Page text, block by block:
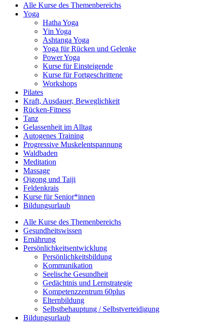
Alle Kurse des Themenbereichs
Yoga
Hatha Yoga
Yin Yoga
Ashtanga Yoga
Yoga für Rücken und Gelenke
Power Yoga
Kurse für Einsteigende
Kurse für Fortgeschrittene
Workshops
Pilates
Kraft, Ausdauer, Beweglichkeit
Rücken-Fitness
Tanz
Gelassenheit im Alltag
Autogenes Training
Progressive Muskelentspannung
Waldbaden
Meditation
Massage
Qigong und Taiji
Feldenkrais
Kurse für Senior*innen
Bildungsurlaub
Alle Kurse des Themenbereichs
Gesundheitswissen
Ernährung
Persönlichkeitsentwicklung
Persönlichkeitsbildung
Kommunikation
Seelische Gesundheit
Gedächtnis und Lernstrategie
Kompetenzzentrum 60plus
Elternbildung
Selbstbehauptung / Selbstverteidigung
Bildungsurlaub